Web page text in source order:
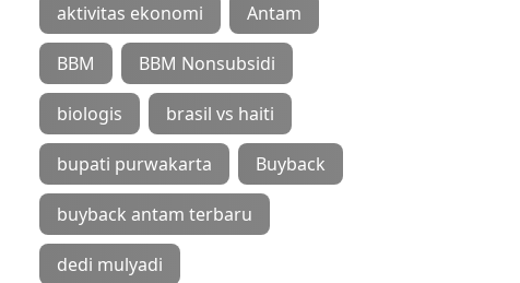
aktivitas ekonomi Antam
BBM BBM Nonsubsidi
biologis brasil vs haiti
bupati purwakarta Buyback
buyback antam terbaru
dedi mulyadi